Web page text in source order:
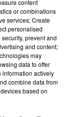
content
or combinations
services; Create
personalised
prevent and
and content;
may
data to offer
information actively
combine data from
based on